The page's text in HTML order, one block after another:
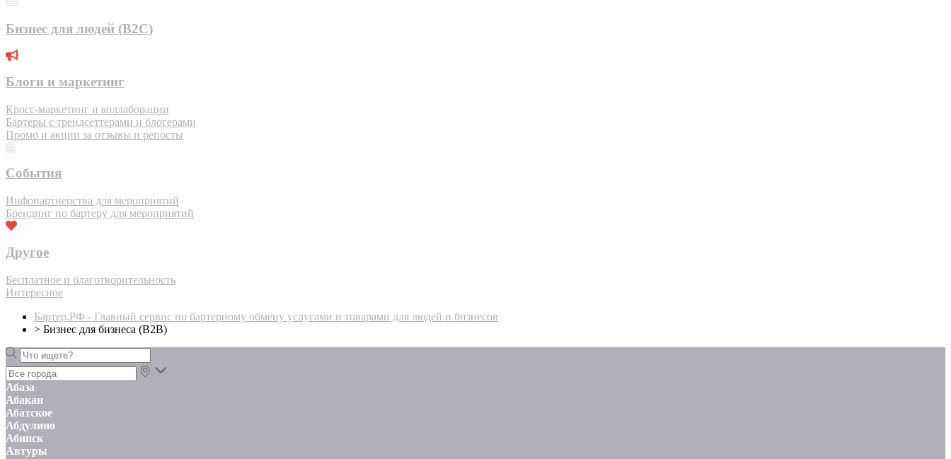
Бизнес для людей (B2C)
Блоги и маркетинг
Кросс-маркетинг и коллаборации
Бартеры с трендсеттерами и блогерами
Промо и акции за отзывы и репосты
События
Инфопартнерства для мероприятий
Брендинг по бартеру для мероприятий
Другое
Бесплатное и благотворительность
Интересное
Бартер.РФ - Главный сервис по бартерному обмену услугами и товарами для людей и бизнесов
> Бизнес для бизнеса (B2B)
Абаза
Абакан
Абатское
Абдулино
Абинск
Автуры